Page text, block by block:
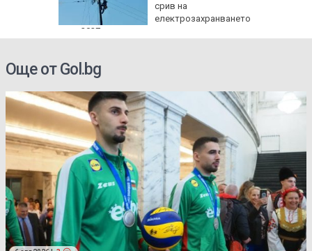
срив на
електрозахранването
през 2027 г.
Още от Gol.bg